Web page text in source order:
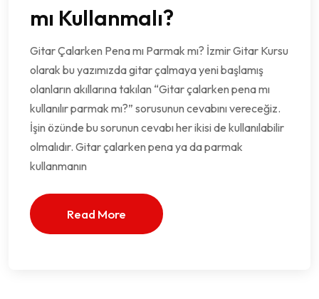
mı Kullanmalı?
Gitar Çalarken Pena mı Parmak mı? İzmir Gitar Kursu
olarak bu yazımızda gitar çalmaya yeni başlamış
olanların akıllarına takılan “Gitar çalarken pena mı
kullanılır parmak mı?” sorusunun cevabını vereceğiz.
İşin özünde bu sorunun cevabı her ikisi de kullanılabilir
olmalıdır. Gitar çalarken pena ya da parmak
kullanmanın
Read More